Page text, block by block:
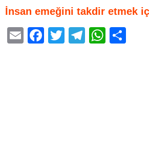
İnsan emeğini takdir etmek
E
F
T
T
W